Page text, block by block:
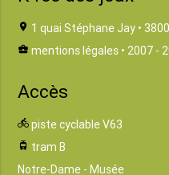
location_on 1 quai Stéphane Jay •
business_center mentions légales • 2007 -
Accès
directions_bike piste cyclable V63
tram tram B
Notre-Dame - Musée